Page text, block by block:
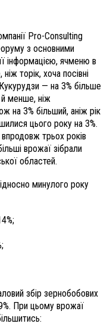
Pro-Consulting
з основними
інформацією, ячменю в
торік, хоча посівні
— на 3% більше
й менше, ніж
на 3% більший, аніж рік
цього року на 3%.
трьох років
врожаї зібрали
областей.
минулого року
збір зернобобових
При цьому врожаї